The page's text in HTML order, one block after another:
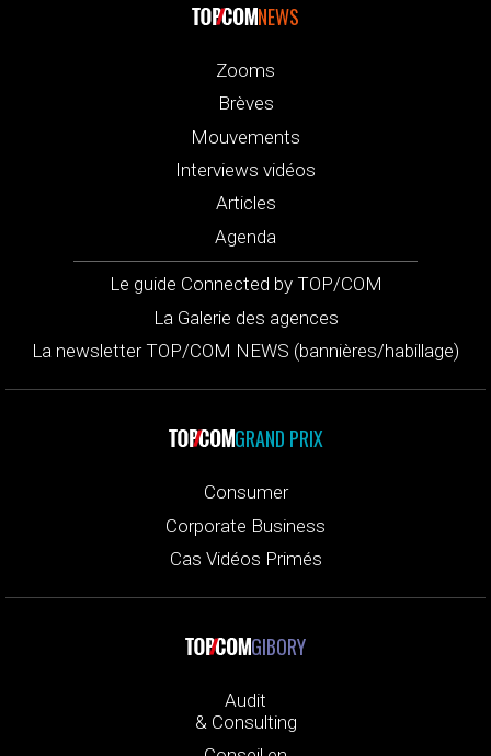
NEWS
Zooms
Brèves
Mouvements
Interviews vidéos
Articles
Agenda
Le guide Connected by TOP/COM
La Galerie des agences
La newsletter TOP/COM NEWS (bannières/habillage)
GRAND PRIX
Consumer
Corporate Business
Cas Vidéos Primés
GIBORY
Audit
& Consulting